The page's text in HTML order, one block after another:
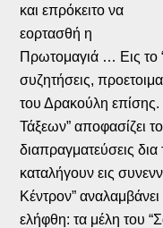
και επρόκειτο να
εορτασθή η
Πρωτομαγιά … Εις το
συζητήσεις,
του Δρακούλη
Τάξεων” αποφασίζει
διαπραγματεύσεις
καταλήγουν εις
Κέντρον”
ελήφθη: τα μέλη του